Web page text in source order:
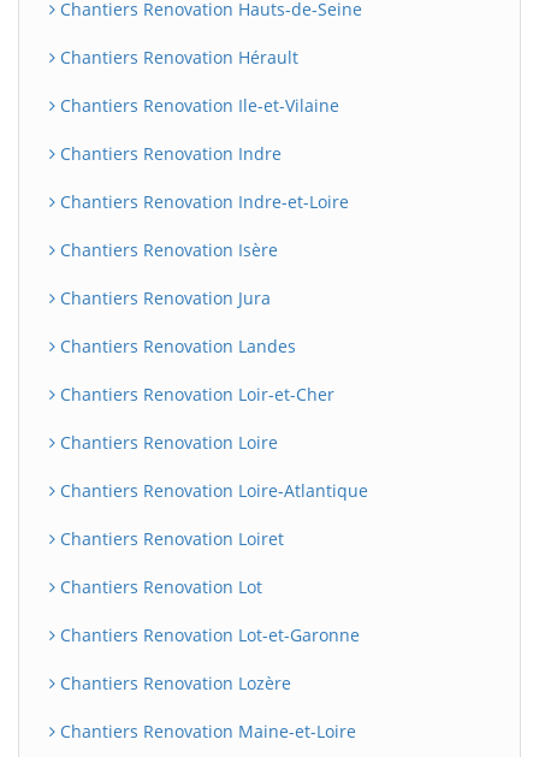
Chantiers Renovation Hauts-de-Seine
Chantiers Renovation Hérault
Chantiers Renovation Ile-et-Vilaine
Chantiers Renovation Indre
Chantiers Renovation Indre-et-Loire
Chantiers Renovation Isère
Chantiers Renovation Jura
Chantiers Renovation Landes
Chantiers Renovation Loir-et-Cher
Chantiers Renovation Loire
Chantiers Renovation Loire-Atlantique
Chantiers Renovation Loiret
Chantiers Renovation Lot
Chantiers Renovation Lot-et-Garonne
Chantiers Renovation Lozère
Chantiers Renovation Maine-et-Loire